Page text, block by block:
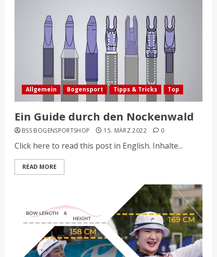
Allgemein Bogensport Tipps & Tricks Top
Ein Guide durch den Nockenwald
BSS BOGENSPORTSHOP 15. MÄRZ 2022 0
Click here to read this post in English. Inhalte...
READ MORE